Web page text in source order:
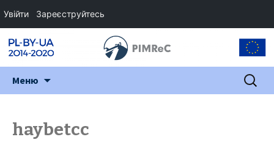
Меню Пошук:
haybetcc
Увійти Зареєструйтесь